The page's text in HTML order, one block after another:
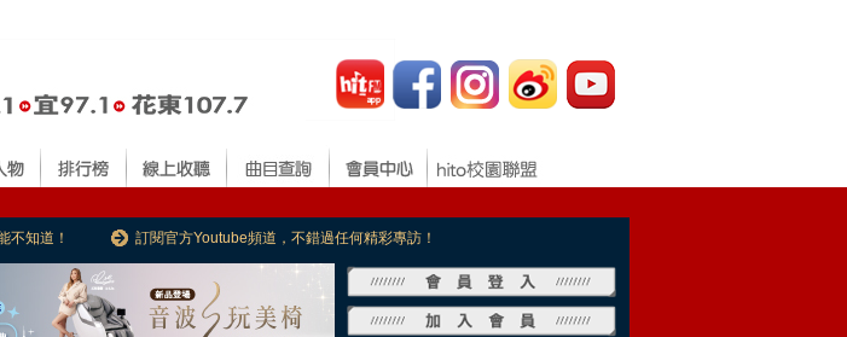
不知道！ 訂閱官方Youtube頻道，不錯過任何精彩專訪！